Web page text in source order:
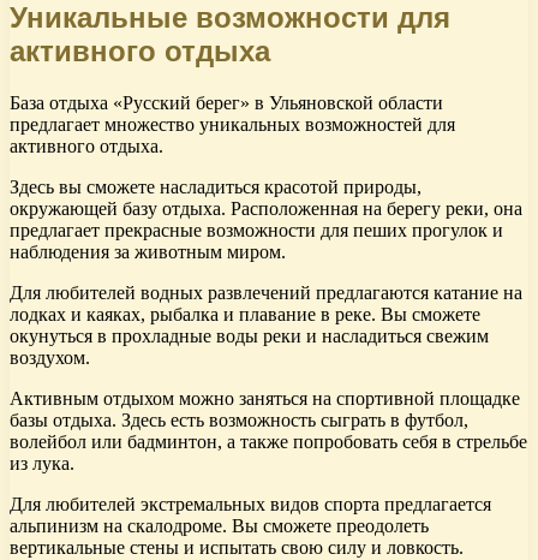
Уникальные возможности для
активного отдыха
База отдыха «Русский берег» в Ульяновской области
предлагает множество уникальных возможностей для
активного отдыха.
Здесь вы сможете насладиться красотой природы,
окружающей базу отдыха. Расположенная на берегу реки, она
предлагает прекрасные возможности для пеших прогулок и
наблюдения за животным миром.
Для любителей водных развлечений предлагаются катание на
лодках и каяках, рыбалка и плавание в реке. Вы сможете
окунуться в прохладные воды реки и насладиться свежим
воздухом.
Активным отдыхом можно заняться на спортивной площадке
базы отдыха. Здесь есть возможность сыграть в футбол,
волейбол или бадминтон, а также попробовать себя в стрельбе
из лука.
Для любителей экстремальных видов спорта предлагается
альпинизм на скалодроме. Вы сможете преодолеть
вертикальные стены и испытать свою силу и ловкость.